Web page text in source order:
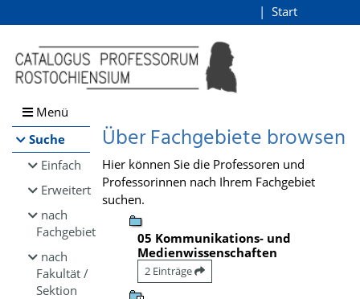
Browsen
direkt zum Inhalt
Start
Menü
Suche
Einfach
Erweitert
nach
Fachgebiet
nach
Fakultät /
Sektion
Über Fachgebiete browsen
Hier können Sie die Professoren und
Professorinnen nach Ihrem Fachgebiet
suchen.
05 Kommunikations- und
Medienwissenschaften
2 Einträge